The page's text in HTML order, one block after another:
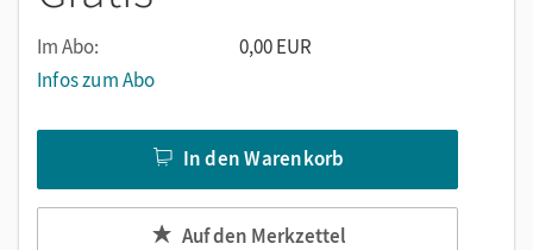
Im Abo:
0,00 EUR
Infos zum Abo
In den Warenkorb
Auf den Merkzettel